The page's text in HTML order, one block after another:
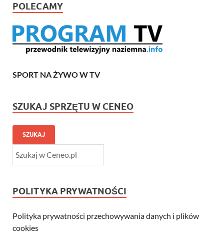
POLECAMY
SPORT NA ŻYWO W TV
SZUKAJ SPRZĘTU W CENEO
SZUKAJ
POLITYKA PRYWATNOŚCI
Polityka prywatności przechowywania danych i plików
cookies